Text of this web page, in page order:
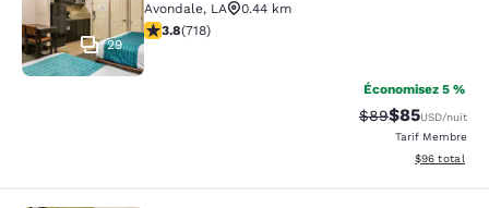
29
Avondale, LA
0.44 km
3.81 étoiles. Bien. 718 commentaires
3.8(718)
Économisez 5 %
Tarif barré :
$89Tarif réduit :
$85USD/nuit
Tarif Membre
Afficher les
$96 total